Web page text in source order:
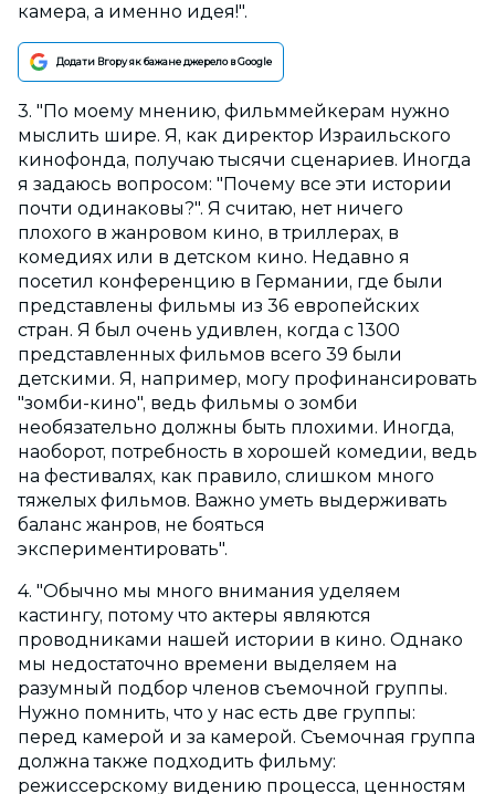
камера, а именно идея!".
Додати Вгору як бажане джерело в Google
3. "По моему мнению, фильммейкерам нужно
мыслить шире. Я, как директор Израильского
кинофонда, получаю тысячи сценариев. Иногда
я задаюсь вопросом: "Почему все эти истории
почти одинаковы?". Я считаю, нет ничего
плохого в жанровом кино, в триллерах, в
комедиях или в детском кино. Недавно я
посетил конференцию в Германии, где были
представлены фильмы из 36 европейских
стран. Я был очень удивлен, когда с 1300
представленных фильмов всего 39 были
детскими. Я, например, могу профинансировать
"зомби-кино", ведь фильмы о зомби
необязательно должны быть плохими. Иногда,
наоборот, потребность в хорошей комедии, ведь
на фестивалях, как правило, слишком много
тяжелых фильмов. Важно уметь выдерживать
баланс жанров, не бояться
экспериментировать".
4. "Обычно мы много внимания уделяем
кастингу, потому что актеры являются
проводниками нашей истории в кино. Однако
мы недостаточно времени выделяем на
разумный подбор членов съемочной группы.
Нужно помнить, что у нас есть две группы:
перед камерой и за камерой. Съемочная группа
должна также подходить фильму:
режиссерскому видению процесса, ценностям